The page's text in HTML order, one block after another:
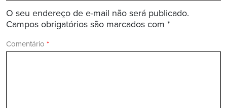
O seu endereço de e-mail não será publicado.
Campos obrigatórios são marcados com *
Comentário *